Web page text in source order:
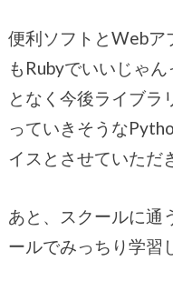
便利ソフトとWebア
もRubyでいいじゃ
となく今後ライブラ
っていきそうな
イスとさせていただ
あと、スクールに通
ールでみっちり学習